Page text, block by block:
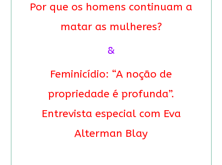
Por que os homens continuam a
matar as mulheres?
&
Feminicídio: “A noção de
propriedade é profunda”.
Entrevista especial com Eva
Alterman Blay